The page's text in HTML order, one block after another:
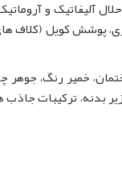
پوشش کویل (کلاف
خمیر رنگ،
زیر بدنه، ترکیبات